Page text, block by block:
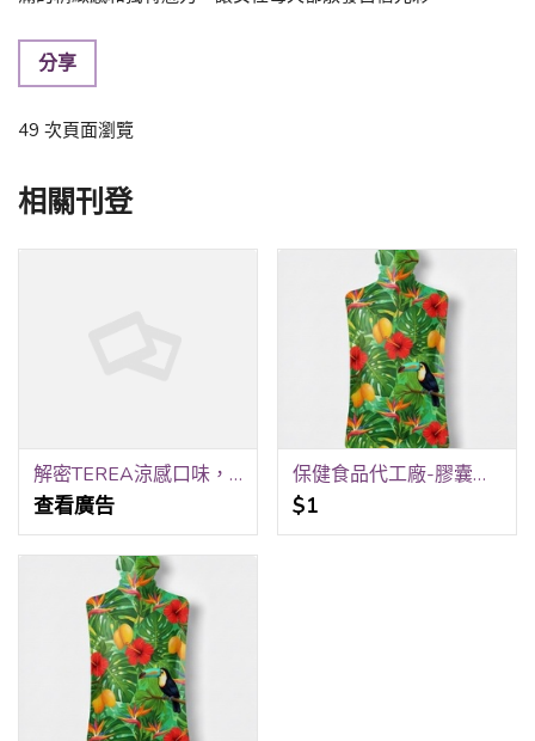
分享
49 次頁面瀏覽
相關刊登
解密TEREA涼感口味，適合喜歡清新的人選擇
查看廣告
保健食品代工廠-膠囊代工、錠劑代工、粉包代工、水劑代工、果凍代工、酵素果凍、軟袋充填代工、造型水平機代工-嘉護保生技
$1